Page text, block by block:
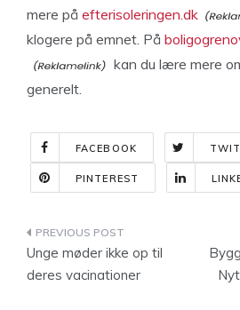
mere på efterisoleringen.dk
klogere på emnet. På
kan du lære mere
generelt.
FACEBOOK
PINTEREST
Indlægsnavigation
Unge møder ikke op til
deres vacinationer